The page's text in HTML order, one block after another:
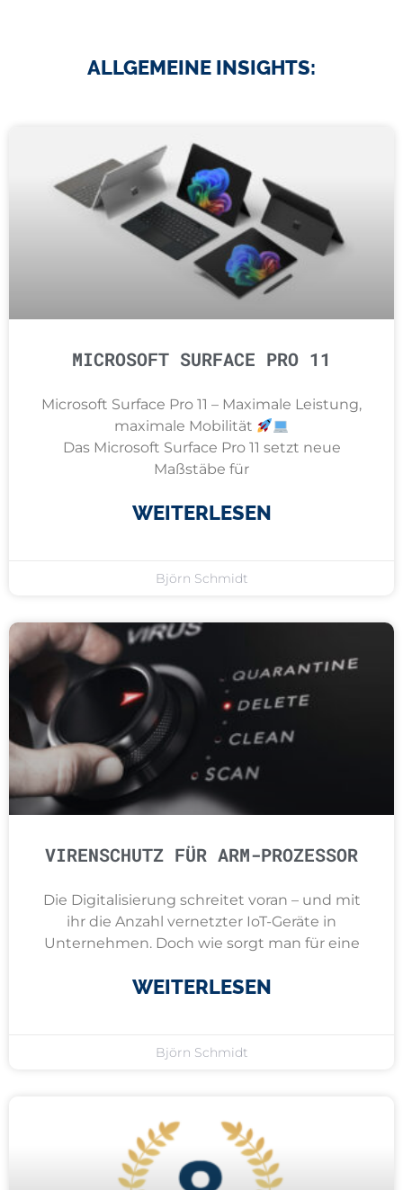
ALLGEMEINE INSIGHTS:
MICROSOFT SURFACE PRO 11
Microsoft Surface Pro 11 – Maximale Leistung,
maximale Mobilität
Das Microsoft Surface Pro 11 setzt neue
Maßstäbe für
WEITERLESEN
Björn Schmidt
VIRENSCHUTZ FÜR ARM-PROZESSOR
Die Digitalisierung schreitet voran – und mit
ihr die Anzahl vernetzter IoT-Geräte in
Unternehmen. Doch wie sorgt man für eine
WEITERLESEN
Björn Schmidt